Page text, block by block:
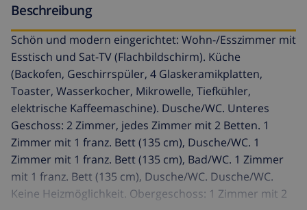
Beschreibung
Schön und modern eingerichtet: Wohn-/Esszimmer mit
Esstisch und Sat-TV (Flachbildschirm). Küche
(Backofen, Geschirrspüler, 4 Glaskeramikplatten,
Toaster, Wasserkocher, Mikrowelle, Tiefkühler,
elektrische Kaffeemaschine). Dusche/WC. Unteres
Geschoss: 2 Zimmer, jedes Zimmer mit 2 Betten. 1
Zimmer mit 1 franz. Bett (135 cm), Dusche/WC. 1
Zimmer mit 1 franz. Bett (135 cm), Bad/WC. 1 Zimmer
mit 1 franz. Bett (135 cm), Dusche/WC. Dusche/WC.
Keine Heizmöglichkeit. Obergeschoss: 1 Zimmer mit 2